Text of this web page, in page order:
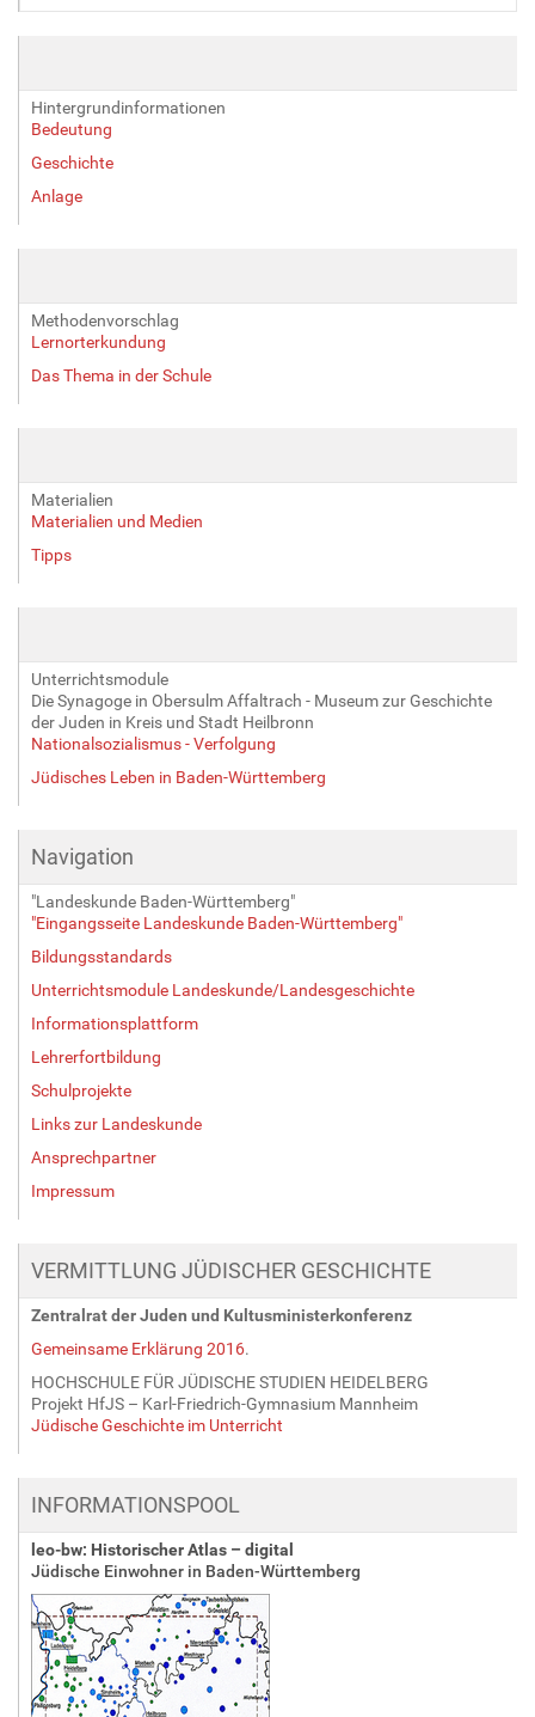
r
G
ö
ß
Hintergrundinformationen
Bedeutung
Geschichte
Anlage
Methodenvorschlag
Lernorterkundung
Das Thema in der Schule
Materialien
Materialien und Medien
Tipps
Unterrichtsmodule
Die Synagoge in Obersulm Affaltrach - Museum zur Geschichte
der Juden in Kreis und Stadt Heilbronn
Nationalsozialismus - Verfolgung
Jüdisches Leben in Baden-Württemberg
Navigation
"Landeskunde Baden-Württemberg"
"Eingangsseite Landeskunde Baden-Württemberg"
Bildungsstandards
Unterrichtsmodule Landeskunde/Landesgeschichte
Informationsplattform
Lehrerfortbildung
Schulprojekte
Links zur Landeskunde
Ansprechpartner
Impressum
VERMITTLUNG JÜDISCHER GESCHICHTE
Zentralrat der Juden und Kultusministerkonferenz
Gemeinsame Erklärung 2016.
HOCHSCHULE FÜR JÜDISCHE STUDIEN HEIDELBERG
Projekt HfJS – Karl-Friedrich-Gymnasium Mannheim
Jüdische Geschichte im Unterricht
INFORMATIONSPOOL
leo-bw: Historischer Atlas – digital
Jüdische Einwohner in Baden-Württemberg